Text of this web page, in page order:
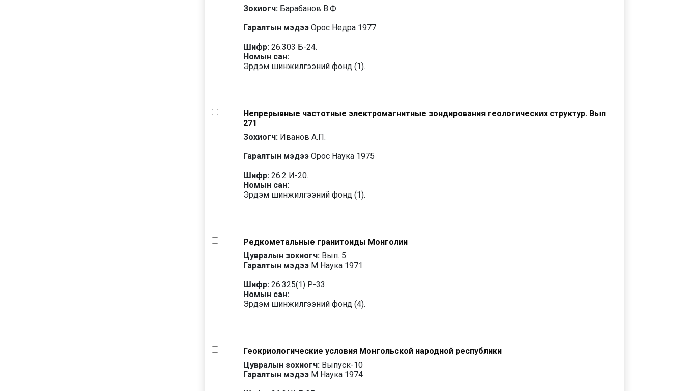
Зохиогч: Барабанов В.Ф.
Гаралтын мэдээ Орос Недра 1977
Шифр: 26.303 Б-24.
Номын сан:
Эрдэм шинжилгээний фонд (1).
Непрерывные частотные электромагнитные зондирования геологических структур. Вып
271
Зохиогч: Иванов А.П.
Гаралтын мэдээ Орос Наука 1975
Шифр: 26.2 И-20.
Номын сан:
Эрдэм шинжилгээний фонд (1).
Редкометальные гранитоиды Монголии
Цувралын зохиогч: Вып. 5
Гаралтын мэдээ М Наука 1971
Шифр: 26.325(1) Р-33.
Номын сан:
Эрдэм шинжилгээний фонд (4).
Геокриологические условия Монгольской народной республики
Цувралын зохиогч: Выпуск-10
Гаралтын мэдээ М Наука 1974